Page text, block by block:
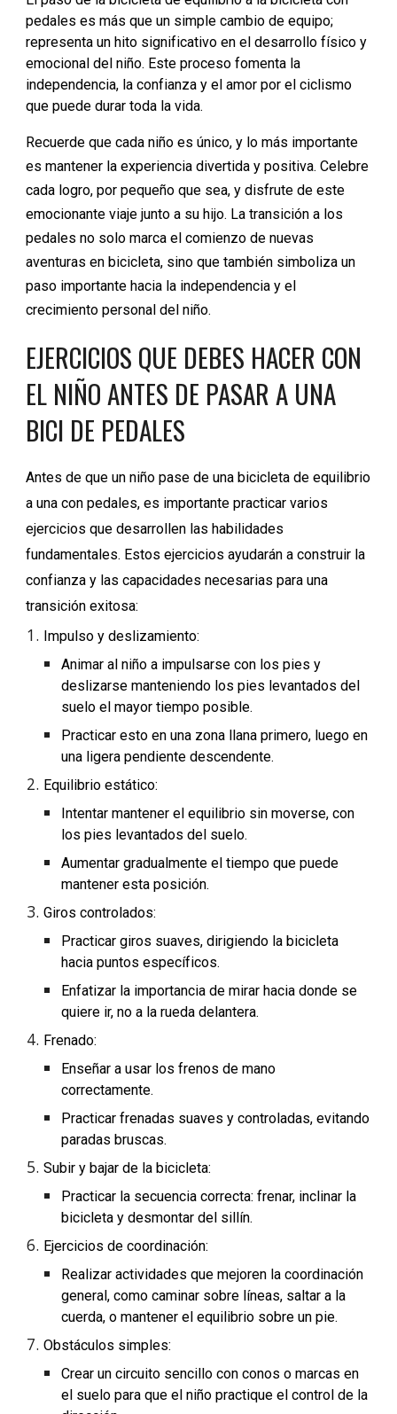
pedales es más que un simple cambio de equipo;
representa un hito significativo en el desarrollo físico y
emocional del niño. Este proceso fomenta la
independencia, la confianza y el amor por el ciclismo
que puede durar toda la vida.
Recuerde que cada niño es único, y lo más importante
es mantener la experiencia divertida y positiva. Celebre
cada logro, por pequeño que sea, y disfrute de este
emocionante viaje junto a su hijo. La transición a los
pedales no solo marca el comienzo de nuevas
aventuras en bicicleta, sino que también simboliza un
paso importante hacia la independencia y el
crecimiento personal del niño.
EJERCICIOS QUE DEBES HACER CON
EL NIÑO ANTES DE PASAR A UNA
BICI DE PEDALES
Antes de que un niño pase de una bicicleta de equilibrio
a una con pedales, es importante practicar varios
ejercicios que desarrollen las habilidades
fundamentales. Estos ejercicios ayudarán a construir la
confianza y las capacidades necesarias para una
transición exitosa:
Impulso y deslizamiento:
Animar al niño a impulsarse con los pies y
deslizarse manteniendo los pies levantados del
suelo el mayor tiempo posible.
Practicar esto en una zona llana primero, luego en
una ligera pendiente descendente.
Equilibrio estático:
Intentar mantener el equilibrio sin moverse, con
los pies levantados del suelo.
Aumentar gradualmente el tiempo que puede
mantener esta posición.
Giros controlados:
Practicar giros suaves, dirigiendo la bicicleta
hacia puntos específicos.
Enfatizar la importancia de mirar hacia donde se
quiere ir, no a la rueda delantera.
Frenado:
Enseñar a usar los frenos de mano
correctamente.
Practicar frenadas suaves y controladas, evitando
paradas bruscas.
Subir y bajar de la bicicleta:
Practicar la secuencia correcta: frenar, inclinar la
bicicleta y desmontar del sillín.
Ejercicios de coordinación:
Realizar actividades que mejoren la coordinación
general, como caminar sobre líneas, saltar a la
cuerda, o mantener el equilibrio sobre un pie.
Obstáculos simples:
Crear un circuito sencillo con conos o marcas en
el suelo para que el niño practique el control de la